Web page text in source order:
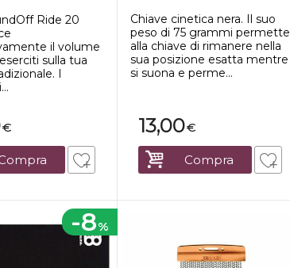
Ride 20
il volume
sulla tua
I
€
Chiave cinetica nera. Il suo
peso di 75 grammi permette
alla chiave di rimanere nella
sua posizione esatta mentre
si suona e perme...
€
13,00
Compra
-8%